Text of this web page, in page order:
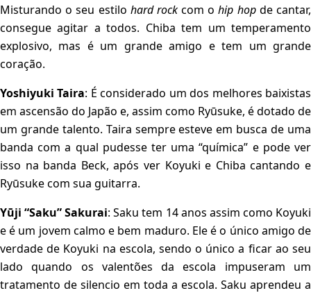
Misturando o seu estilo hard rockcom ohip hopde cantar,
consegue agitar a todos. Chiba tem um temperamento
explosivo, mas é um grande amigo e tem um grande
coração.
Yoshiyuki Taira: É considerado um dos melhores baixistas
em ascensão do Japão e, assim como Ryūsuke, é dotado de
um grande talento. Taira sempre esteve em busca de uma
banda com a qual pudesse ter uma “química” e pode ver
isso na banda Beck, após ver Koyuki e Chiba cantando e
Ryūsuke com sua guitarra.
Yūji “Saku” Sakurai: Saku tem 14 anos assim como Koyuki
e é um jovem calmo e bem maduro. Ele é o único amigo de
verdade de Koyuki na escola, sendo o único a ficar ao seu
lado quando os valentões da escola impuseram um
tratamento de silencio em toda a escola. Saku aprendeu a